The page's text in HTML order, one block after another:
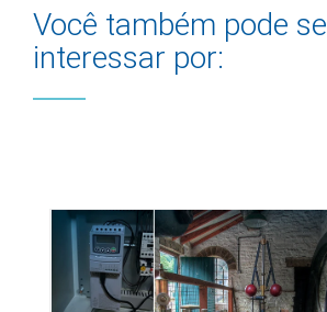
Você também pode se
interessar por: